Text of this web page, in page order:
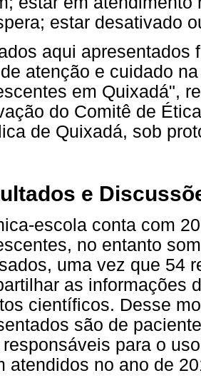
estar desativado
aqui apresentados
atenção e cuidado
em Quixadá",
do Comitê de
de Quixadá, sob
e
escola conta com
no entanto
uma vez que 54
as informações
científicos. Desse
são de
para o
atendidos no ano de